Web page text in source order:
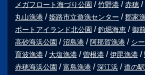
メガフロート海づり公園
竹野港 赤穂
丸山漁港
姫路市立遊漁センター 郡家
ポートアイランド北公園
釣堀海恵 御
高砂海浜公園
沼島港 阿那賀漁港
シ
育波漁港
大塩漁港 曽根港 伊毘漁港
赤穂海浜公園
富島漁港 深江浜 道の